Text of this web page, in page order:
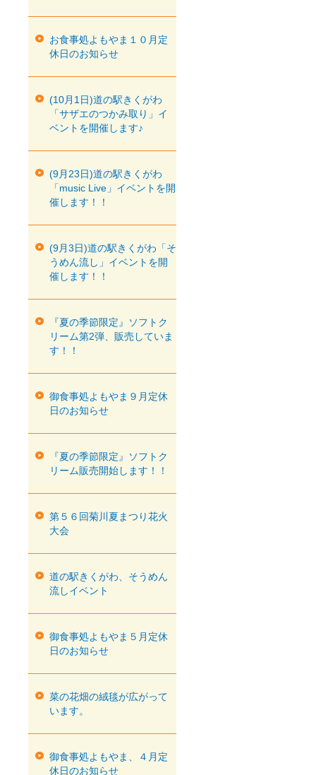
お食事処よもやま１０月定
休日のお知らせ
(10月1日)道の駅きくがわ
「サザエのつかみ取り」イ
ベントを開催します♪
(9月23日)道の駅きくがわ
「music Live」イベントを開
催します！！
(9月3日)道の駅きくがわ「そ
うめん流し」イベントを開
催します！！
『夏の季節限定』ソフトク
リーム第2弾、販売していま
す！！
御食事処よもやま９月定休
日のお知らせ
『夏の季節限定』ソフトク
リーム販売開始します！！
第５６回菊川夏まつり花火
大会
道の駅きくがわ、そうめん
流しイベント
御食事処よもやま５月定休
日のお知らせ
菜の花畑の絨毯が広がって
います。
御食事処よもやま、４月定
休日のお知らせ